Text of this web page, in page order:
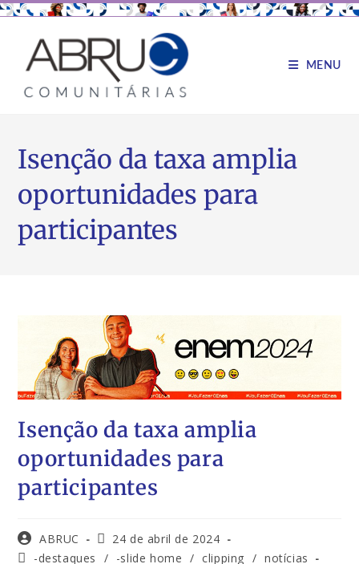
MENU
Isenção da taxa amplia
oportunidades para
participantes
Isenção da taxa amplia
oportunidades para
participantes
ABRUC
24 de abril de 2024
-destaques
/ -slide home / clipping / notícias